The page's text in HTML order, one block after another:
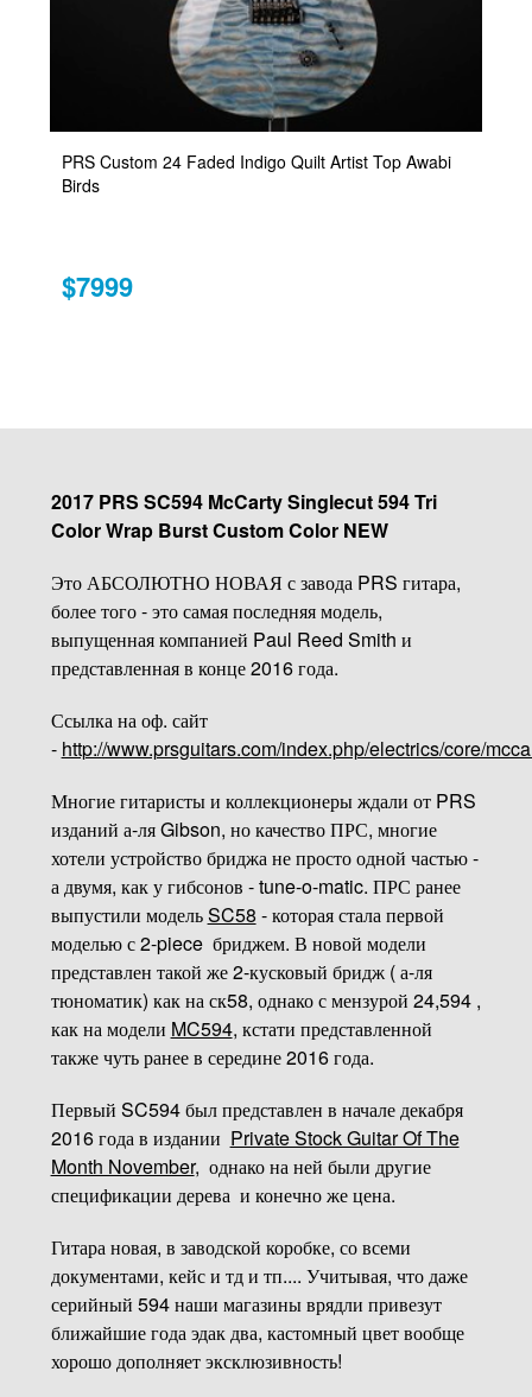
PRS Custom 24 Faded Indigo Quilt Artist Top Awabi
Birds
$7999
2017 PRS SC594 McCarty Singlecut 594 Tri
Color Wrap Burst Custom Color NEW
Это АБСОЛЮТНО НОВАЯ с завода PRS гитара,
более того - это самая последняя модель,
выпущенная компанией Paul Reed Smith и
представленная в конце 2016 года.
Ссылка на оф. сайт
- http://www.prsguitars.com/index.php/electrics/core/
Многие гитаристы и коллекционеры ждали от PRS
изданий а-ля Gibson, но качество ПРС, многие
хотели устройство бриджа не просто одной частью -
а двумя, как у гибсонов - tune-o-matic. ПРС ранее
выпустили модельSC58 - которая стала первой
моделью с 2-piece бриджем. В новой модели
представлен такой же 2-кусковый бридж ( а-ля
тюноматик) как на ск58, однако с мензурой 24,594 ,
как на модели MC594, кстати представленной
также чуть ранее в середине 2016 года.
Первый SC594 был представлен в начале декабря
2016 года в издании Private Stock Guitar Of The
Month November, однако на ней были другие
спецификации дерева и конечно же цена.
Гитара новая, в заводской коробке, со всеми
документами, кейс и тд и тп.... Учитывая, что даже
серийный 594 наши магазины врядли привезут
ближайшие года эдак два, кастомный цвет вообще
хорошо дополняет эксклюзивность!